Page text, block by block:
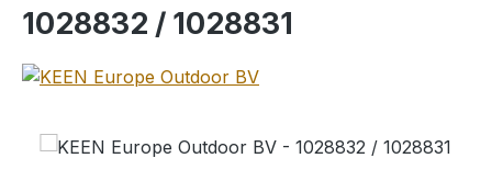
1028832 / 1028831
Bildergalerie überspringen